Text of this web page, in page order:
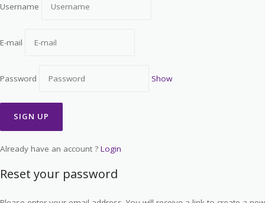
Username
E-mail
Password Show
Already have an account ? Login
Reset your password